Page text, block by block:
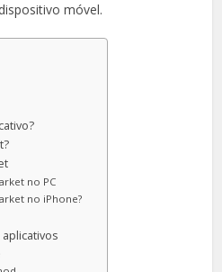
móvel.
no PC
no iPhone?